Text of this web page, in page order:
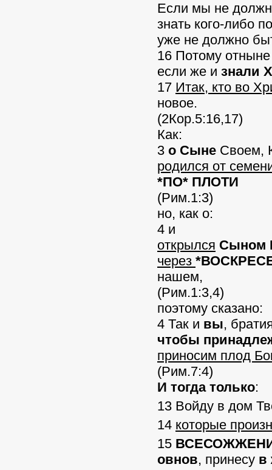
Если мы не
знать кого-либо
уже не должно
16 Потому
если же и знали
17 Итак, кто во
новое.
(2Кор.5:16,17)
Как:
3 о Сыне Своем,
родился от
*ПО* ПЛОТИ
(Рим.1:3)
но, как о:
4 и
открылся Сыном
через
нашем,
(Рим.1:3,4)
поэтому сказано:
4 Так и вы,
чтобы
приносим плод
(Рим.7:4)
И тогда только:
13 Войду в дом
14 которые
15
овнов, принесу в